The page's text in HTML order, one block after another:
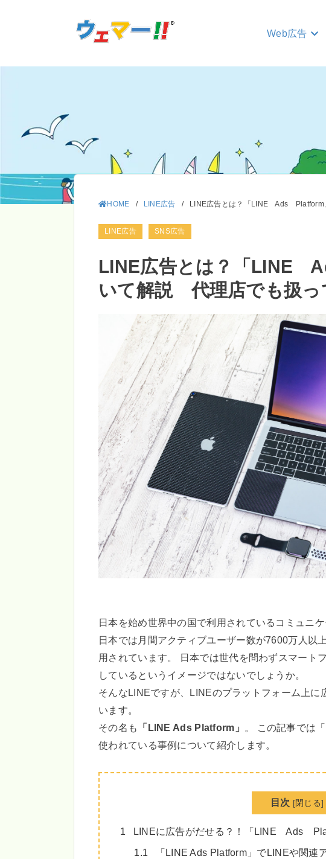
Web広告
HOME / LINE広告 / LINE広告とは？「LINE Ads Platform
LINE広告 SNS広告
LINE広告とは？「LINE
いて解説 代理店でも扱っ
日本を始め世界中の国で利用されているコミュニ
日本では月間アクティブユーザー数が7600万人以
用されています。 日本では世代を問わずスマート
しているというイメージではないでしょうか。
そんなLINEですが、LINEのプラットフォーム上に
います。
その名も
「LINE Ads Platform」
。 この記事では
使われている事例について紹介します。
目次 [閉じる]
1 LINEに広告がだせる？！「LINE Ads
1.1 「LINE Ads Platform」でLINEや関連